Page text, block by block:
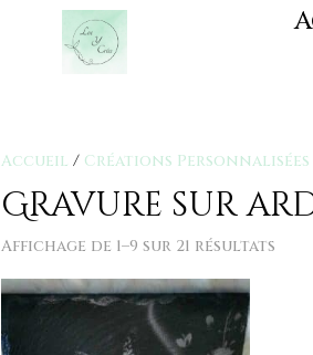
Accueil / Créations Personnalisées
Gravure sur
Affichage de 1–9 sur 21 résultats